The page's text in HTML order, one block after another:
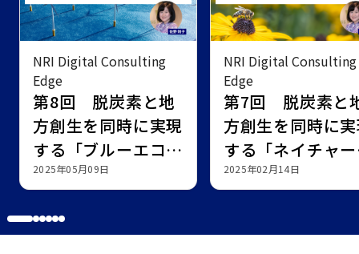
NRI Digital Consulting
Edge
第8回 脱炭素と地
方創生を同時に実現
する「ブルーエコノ
ミー」への挑戦
2025年05月09日
NRI Digital Consulting
Edge
第7回 脱炭素と
方創生を同時に
する「ネイチャ
ジティブ」への
2025年02月14日